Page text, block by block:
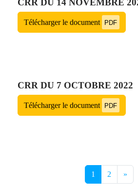
Télécharger le document PDF
CRR DU 7 OCTOBRE 2022
Télécharger le document PDF
1 2 »